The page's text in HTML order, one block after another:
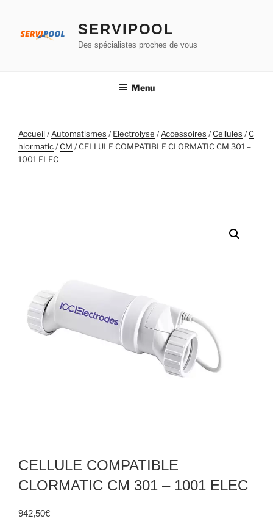
contenu
SERVIPOOL
Des spécialistes proches de vous
Menu
Accueil/Automatismes /Electrolyse /Accessoires /Cellules /C
hlormatic/CM / CELLULE COMPATIBLE CLORMATIC CM 301 –
1001 ELEC
CELLULE COMPATIBLE
CLORMATIC CM 301 – 1001 ELEC
942,50€